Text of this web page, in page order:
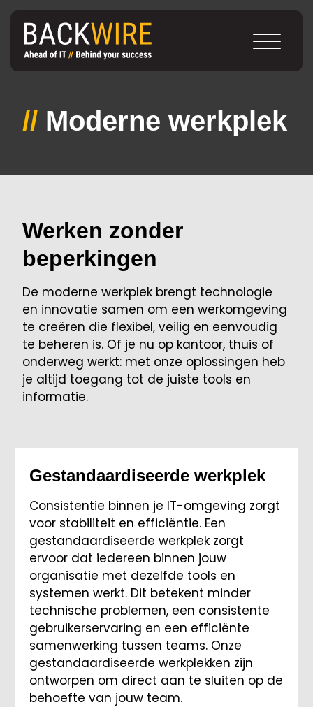
// Moderne werkplek
Werken zonder
beperkingen
De moderne werkplek brengt technologie
en innovatie samen om een werkomgeving
te creëren die flexibel, veilig en eenvoudig
te beheren is. Of je nu op kantoor, thuis of
onderweg werkt: met onze oplossingen heb
je altijd toegang tot de juiste tools en
informatie.
Gestandaardi­seerde werkplek
Consistentie binnen je IT-omgeving zorgt
voor stabiliteit en efficiëntie. Een
gestandaardiseerde werkplek zorgt
ervoor dat iedereen binnen jouw
organisatie met dezelfde tools en
systemen werkt. Dit betekent minder
technische problemen, een consistente
gebruikerservaring en een efficiënte
samenwerking tussen teams. Onze
gestandaardiseerde werkplekken zijn
ontworpen om direct aan te sluiten op de
behoefte van jouw team.